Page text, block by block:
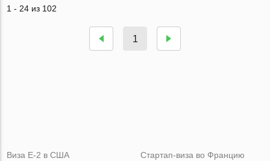
1 - 24 из 102
1
Виза Е-2 в США
Стартап-виза во Францию